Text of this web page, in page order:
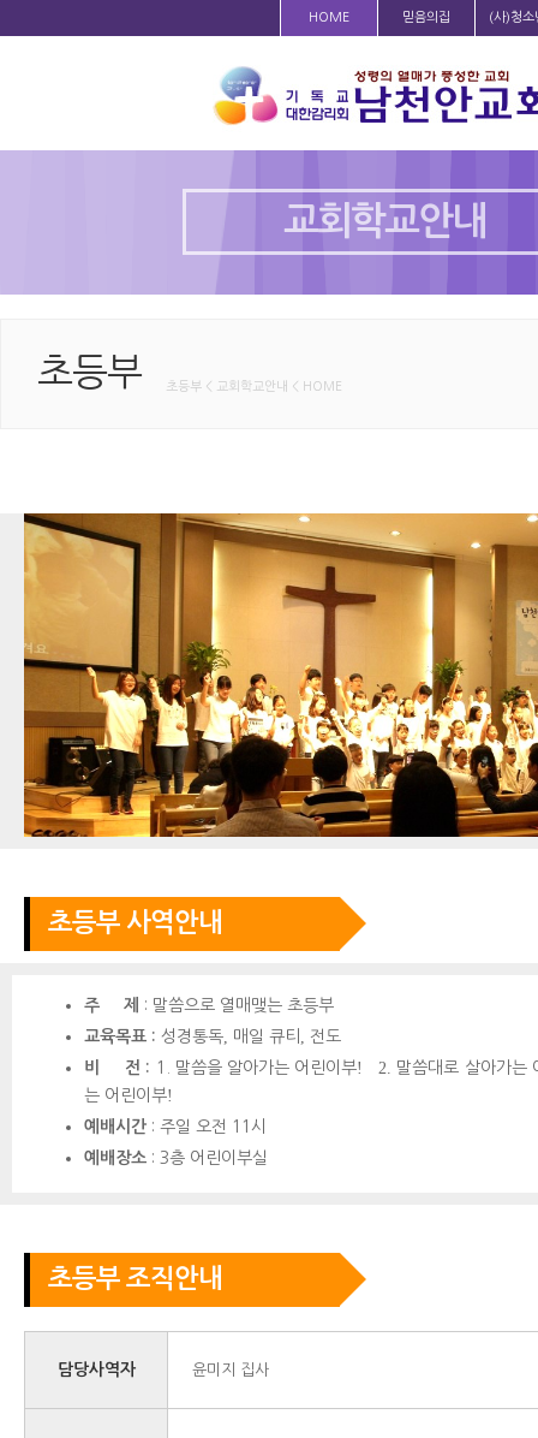
HOME 믿음의집 (사)청소
교회학교안내
초등부 초등부 < 교회학교안내 < HOME
초등부 사역안내
주 제 : 말씀으로 열매맺는 초등부
​교육목표 : 성경통독, 매일 큐티 , 전도
​비 전 : 1. 말씀을 알아가는 어린이부! 2. 말씀대로 살아가는
는 어린이부!
예배시간 : 주일 오전 11시
예배장소 : 3층 어린이부실
초등부 조직안내
담당사역자 윤미지 집사